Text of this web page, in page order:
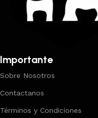
Importante
Sobre Nosotros
Contactanos
Términos y Condiciones